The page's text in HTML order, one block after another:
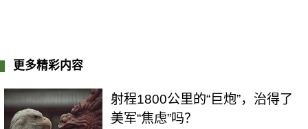
更多精彩内容
射程1800公里的“巨炮”，治得了
美军“焦虑”吗？